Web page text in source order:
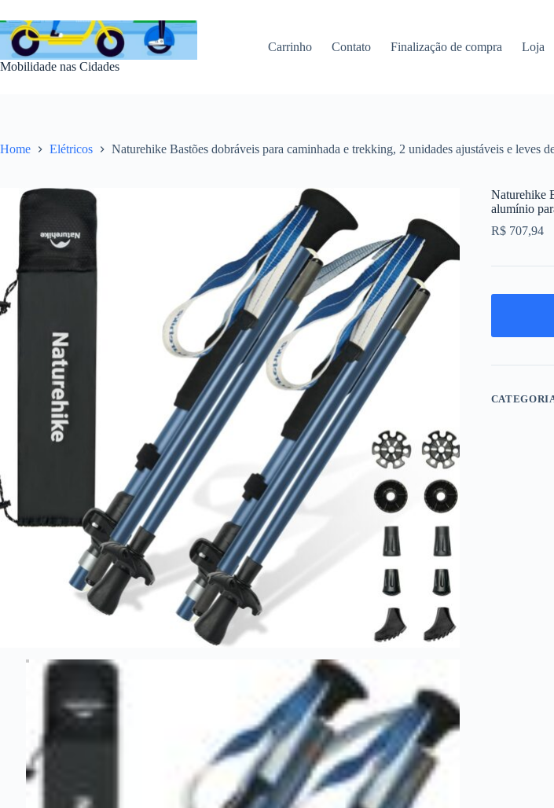
para
o
conteúdo
Mobilidade nas Cidades
Carrinho Contato Finalização de compra Loja
Home Elétricos Naturehike Bastões dobráveis para caminhada e trekking, 2 unidades ajustáveis e leves
Naturehike
alumínio
R$707,94